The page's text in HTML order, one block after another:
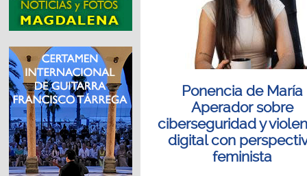
Ponencia de María
Aperador sobre
ciberseguridad y
digital con
feminista